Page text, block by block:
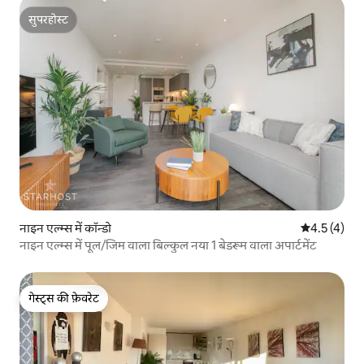
सुपरहोस्ट
सुपरहोस्ट
नाइन एल्म्स में कॉन्डो औसत रेटिंग 5
4.5 (4)
नाइन एल्म्स में पूल/जिम वाला बिल्कुल नया 1 बेडरूम वाला अपार्टमेंट
गेस्ट्स की फ़ेवरेट
गेस्ट्स की फ़ेवरेट